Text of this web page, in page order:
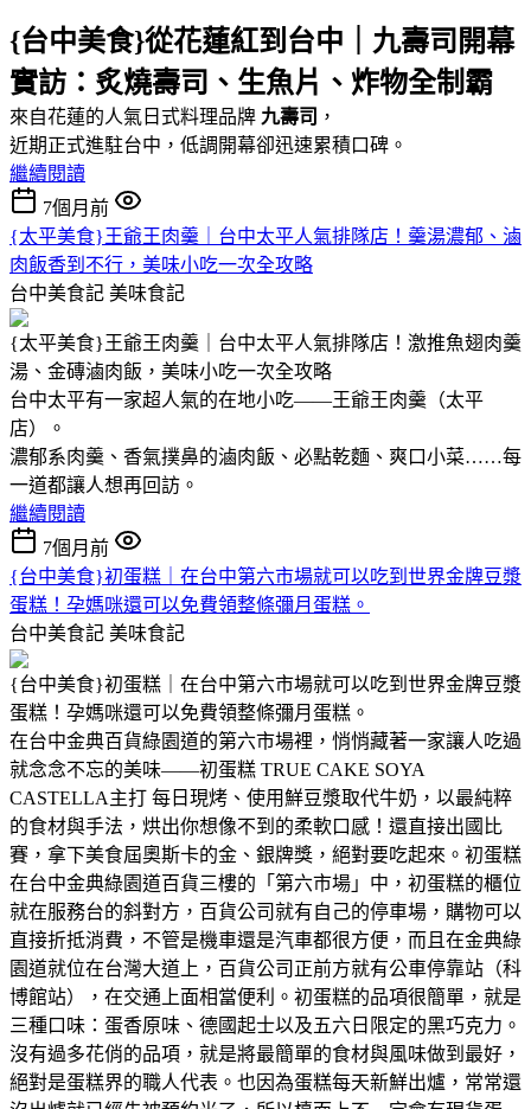
{台中美食}從花蓮紅到台中｜九壽司開幕
實訪：炙燒壽司、生魚片、炸物全制霸
來自花蓮的人氣日式料理品牌 九壽司 ，
近期正式進駐台中，低調開幕卻迅速累積口碑。
繼續閱讀
7個月前
{太平美食}王爺王肉羹｜台中太平人氣排隊店！羹湯濃郁、滷
肉飯香到不行，美味小吃一次全攻略
台中美食記 美味食記
{太平美食}王爺王肉羹｜台中太平人氣排隊店！激推魚翅肉羹
湯、金磚滷肉飯，美味小吃一次全攻略
台中太平有一家超人氣的在地小吃——王爺王肉羹（太平
店）。
濃郁系肉羹、香氣撲鼻的滷肉飯、必點乾麵、爽口小菜……每
一道都讓人想再回訪。
繼續閱讀
7個月前
{台中美食}初蛋糕｜在台中第六市場就可以吃到世界金牌豆漿
蛋糕！孕媽咪還可以免費領整條彌月蛋糕。
台中美食記 美味食記
{台中美食}初蛋糕｜在台中第六市場就可以吃到世界金牌豆漿
蛋糕！孕媽咪還可以免費領整條彌月蛋糕。
在台中金典百貨綠園道的第六市場裡，悄悄藏著一家讓人吃過
就念念不忘的美味——初蛋糕 TRUE CAKE SOYA
CASTELLA主打 每日現烤、使用鮮豆漿取代牛奶，以最純粹
的食材與手法，烘出你想像不到的柔軟口感！還直接出國比
賽，拿下美食屆奧斯卡的金、銀牌獎，絕對要吃起來。初蛋糕
在台中金典綠園道百貨三樓的「第六市場」中，初蛋糕的櫃位
就在服務台的斜對方，百貨公司就有自己的停車場，購物可以
直接折抵消費，不管是機車還是汽車都很方便，而且在金典綠
園道就位在台灣大道上，百貨公司正前方就有公車停靠站（科
博館站），在交通上面相當便利。初蛋糕的品項很簡單，就是
三種口味：蛋香原味、德國起士以及五六日限定的黑巧克力。
沒有過多花俏的品項，就是將最簡單的食材與風味做到最好，
絕對是蛋糕界的職人代表。也因為蛋糕每天新鮮出爐，常常還